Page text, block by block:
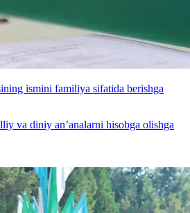
ismini familiya sifatida berishga
va diniy an’analarni hisobga olishga